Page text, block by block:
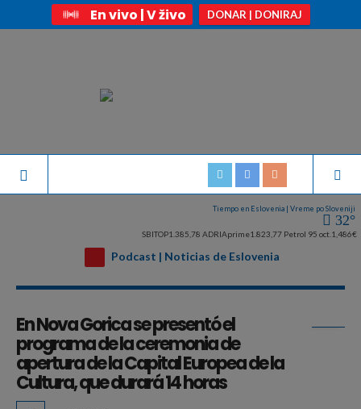
En vivo | V živo DONAR | DONIRAJ
Tiempo en Eslovenia | Vreme po Sloveniji
32°
SBITOP1.385,78 ADRIAprime1.823,77 Petrol 95 oct. 1,486€
Podcast | Noticias de Eslovenia
En Nova Gorica se presentó el
programa de la ceremonia de
apertura de la Capital Europea de la
Cultura, que durará 14 horas